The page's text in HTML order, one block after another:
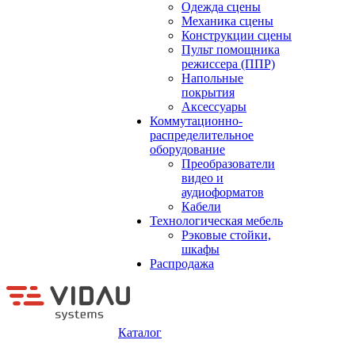
Одежда сцены
Механика сцены
Конструкции сцены
Пульт помощника
режиссера (ППР)
Напольные
покрытия
Аксессуары
Коммутационно-
распределительное
оборудование
Преобразователи
видео и
аудиоформатов
Кабели
Технологическая мебель
Рэковые стойки,
шкафы
Распродажа
Каталог